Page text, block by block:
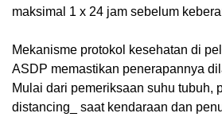
maksimal 1 x 24 jam sebelum
Mekanisme protokol kesehatan di
ASDP memastikan penerapannya
Mulai dari pemeriksaan suhu tubuh,
distancing_ saat kendaraan dan